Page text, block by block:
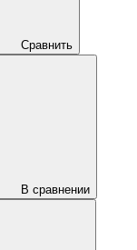
Сравнить
В сравнении